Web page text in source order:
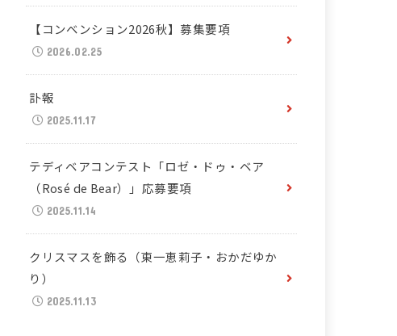
【コンベンション2026秋】募集要項
2026.02.25
訃報
2025.11.17
テディベアコンテスト「ロゼ・ドゥ・ベア
（Rosé de Bear）」応募要項
2025.11.14
クリスマスを飾る（東一恵莉子・おかだゆか
り）
2025.11.13